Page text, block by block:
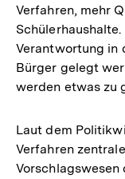
Verfahren, mehr
Verantwortung in
Bürger gelegt
werden etwas zu
Laut dem
Verfahren